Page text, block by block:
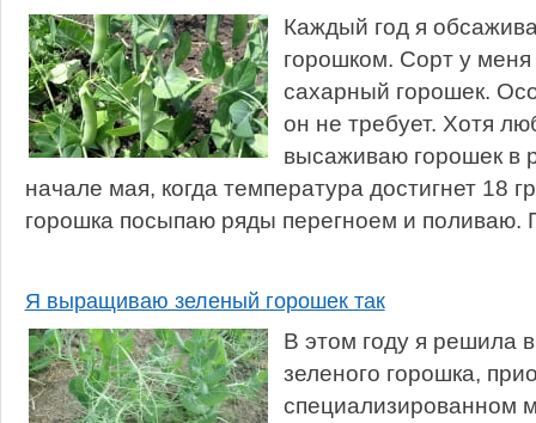
Каждый год я
горошком. Сорт у
сахарный горошек.
он не требует. Хотя
высаживаю горошек в
начале мая, когда температура достигнет 18
горошка посыпаю ряды перегноем и поливаю.
Я выращиваю зеленый горошек так
В этом году я решила
зеленого горошка,
специализированном